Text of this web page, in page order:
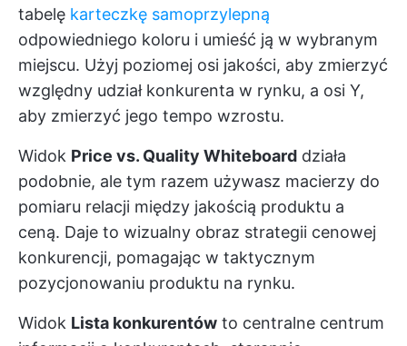
tabelę karteczkę samoprzylepną
odpowiedniego koloru i umieść ją w wybranym
miejscu. Użyj poziomej osi jakości, aby zmierzyć
względny udział konkurenta w rynku, a osi Y,
aby zmierzyć jego tempo wzrostu.
Widok Price vs. Quality Whiteboard działa
podobnie, ale tym razem używasz macierzy do
pomiaru relacji między jakością produktu a
ceną. Daje to wizualny obraz strategii cenowej
konkurencji, pomagając w taktycznym
pozycjonowaniu produktu na rynku.
Widok Lista konkurentów to centralne centrum